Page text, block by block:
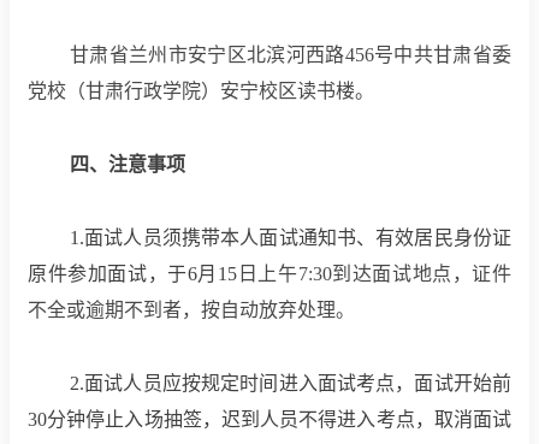
甘肃省兰州市安宁区北滨河西路456号中共甘肃省委
党校（甘肃行政学院）安宁校区读书楼。
四、注意事项
1.面试人员须携带本人面试通知书、有效居民身份证
原件参加面试，于6月 15 日上午7:30到达面试地点，证件
不全或逾期不到者，按自动放弃处理。
2.面试人员应按规定时间进入面试考点，面试开始前
30分钟停止入场抽签，迟到人员不得进入考点，取消面试